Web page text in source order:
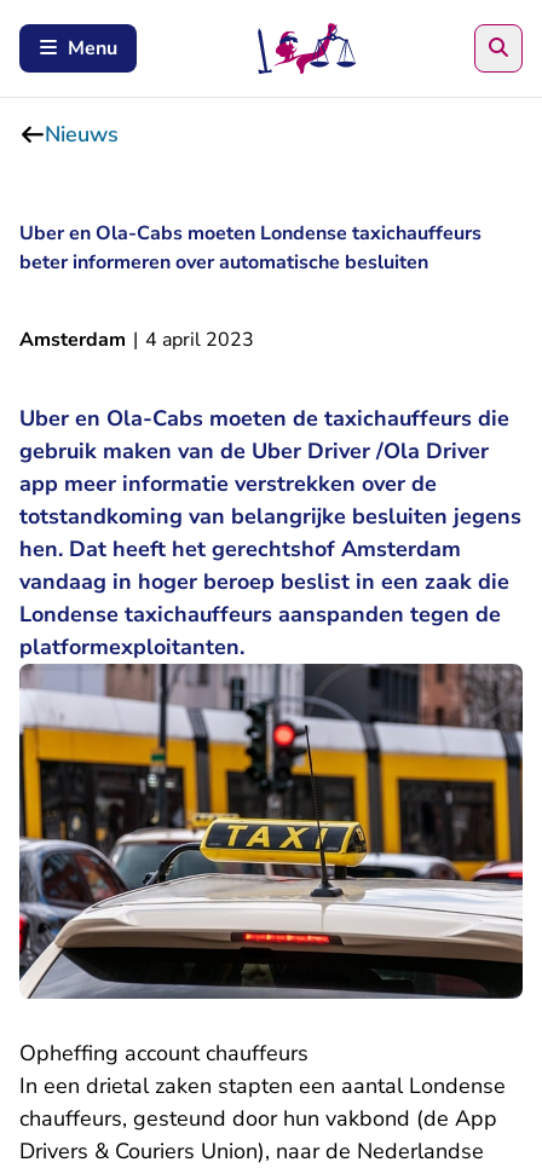
Menu
Nieuws
Uber en Ola-Cabs moeten Londense taxichauffeurs
beter informeren over automatische besluiten
Amsterdam | 4 april 2023
Uber en Ola-Cabs moeten de taxichauffeurs die
gebruik maken van de Uber Driver /Ola Driver
app meer informatie verstrekken over de
totstandkoming van belangrijke besluiten jegens
hen. Dat heeft het gerechtshof Amsterdam
vandaag in hoger beroep beslist in een zaak die
Londense taxichauffeurs aanspanden tegen de
platformexploitanten.
Opheffing account chauffeurs
In een drietal zaken stapten een aantal Londense
chauffeurs, gesteund door hun vakbond (de App
Drivers & Couriers Union), naar de Nederlandse